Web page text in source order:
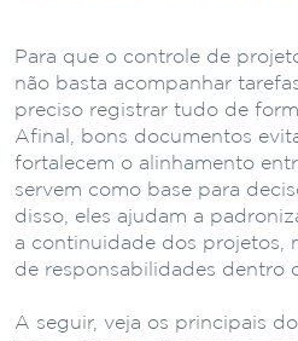
Para que o controle de
não basta acompanhar
preciso registrar tudo de
Afinal, bons documentos
fortalecem o alinhamento
servem como base para
disso, eles ajudam a
a continuidade dos projetos,
de responsabilidades dentro
A seguir, veja os principais